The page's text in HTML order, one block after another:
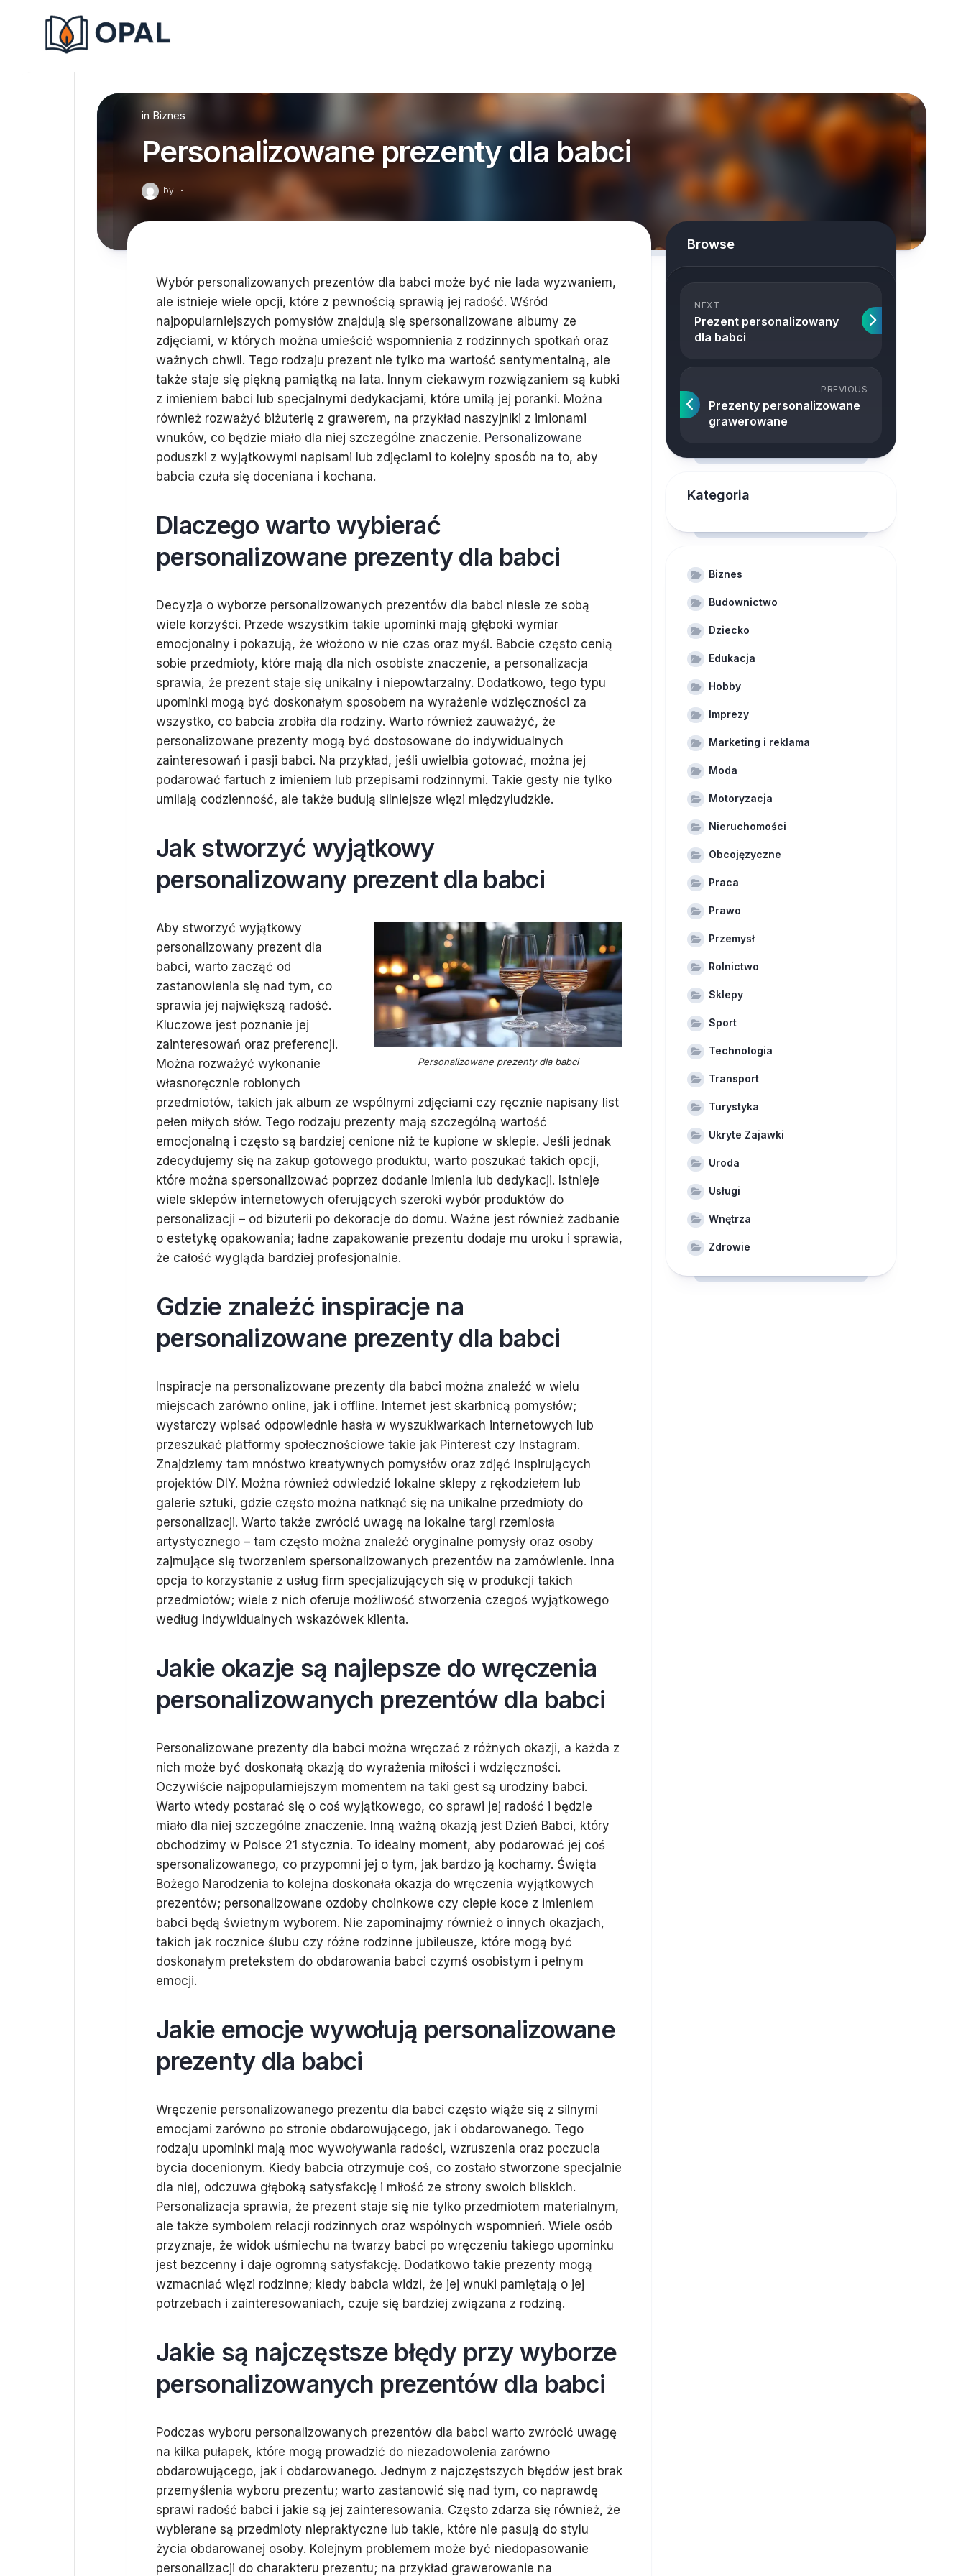
in Biznes
Personalizowane prezenty dla babci
by ·
Wybór personalizowanych prezentów dla babci może być nie lada wyzwaniem,
ale istnieje wiele opcji, które z pewnością sprawią jej radość. Wśród
najpopularniejszych pomysłów znajdują się spersonalizowane albumy ze
zdjęciami, w których można umieścić wspomnienia z rodzinnych spotkań oraz
ważnych chwil. Tego rodzaju prezent nie tylko ma wartość sentymentalną, ale
także staje się piękną pamiątką na lata. Innym ciekawym rozwiązaniem są kubki
z imieniem babci lub specjalnymi dedykacjami, które umilą jej poranki. Można
również rozważyć biżuterię z grawerem, na przykład naszyjniki z imionami
wnuków, co będzie miało dla niej szczególne znaczenie. Personalizowane
poduszki z wyjątkowymi napisami lub zdjęciami to kolejny sposób na to, aby
babcia czuła się doceniana i kochana.
Dlaczego warto wybierać
personalizowane prezenty dla babci
Decyzja o wyborze personalizowanych prezentów dla babci niesie ze sobą
wiele korzyści. Przede wszystkim takie upominki mają głęboki wymiar
emocjonalny i pokazują, że włożono w nie czas oraz myśl. Babcie często cenią
sobie przedmioty, które mają dla nich osobiste znaczenie, a personalizacja
sprawia, że prezent staje się unikalny i niepowtarzalny. Dodatkowo, tego typu
upominki mogą być doskonałym sposobem na wyrażenie wdzięczności za
wszystko, co babcia zrobiła dla rodziny. Warto również zauważyć, że
personalizowane prezenty mogą być dostosowane do indywidualnych
zainteresowań i pasji babci. Na przykład, jeśli uwielbia gotować, można jej
podarować fartuch z imieniem lub przepisami rodzinnymi. Takie gesty nie tylko
umilają codzienność, ale także budują silniejsze więzi międzyludzkie.
Jak stworzyć wyjątkowy
personalizowany prezent dla babci
Personalizowane prezenty dla babci
Aby stworzyć wyjątkowy
personalizowany prezent dla
babci, warto zacząć od
zastanowienia się nad tym, co
sprawia jej największą radość.
Kluczowe jest poznanie jej
zainteresowań oraz preferencji.
Można rozważyć wykonanie
własnoręcznie robionych
przedmiotów, takich jak album ze wspólnymi zdjęciami czy ręcznie napisany list
pełen miłych słów. Tego rodzaju prezenty mają szczególną wartość
emocjonalną i często są bardziej cenione niż te kupione w sklepie. Jeśli jednak
zdecydujemy się na zakup gotowego produktu, warto poszukać takich opcji,
które można spersonalizować poprzez dodanie imienia lub dedykacji. Istnieje
wiele sklepów internetowych oferujących szeroki wybór produktów do
personalizacji – od biżuterii po dekoracje do domu. Ważne jest również zadbanie
o estetykę opakowania; ładne zapakowanie prezentu dodaje mu uroku i sprawia,
że całość wygląda bardziej profesjonalnie.
Gdzie znaleźć inspiracje na
personalizowane prezenty dla babci
Inspiracje na personalizowane prezenty dla babci można znaleźć w wielu
miejscach zarówno online, jak i offline. Internet jest skarbnicą pomysłów;
wystarczy wpisać odpowiednie hasła w wyszukiwarkach internetowych lub
przeszukać platformy społecznościowe takie jak Pinterest czy Instagram.
Znajdziemy tam mnóstwo kreatywnych pomysłów oraz zdjęć inspirujących
projektów DIY. Można również odwiedzić lokalne sklepy z rękodziełem lub
galerie sztuki, gdzie często można natknąć się na unikalne przedmioty do
personalizacji. Warto także zwrócić uwagę na lokalne targi rzemiosła
artystycznego – tam często można znaleźć oryginalne pomysły oraz osoby
zajmujące się tworzeniem spersonalizowanych prezentów na zamówienie. Inna
opcja to korzystanie z usług firm specjalizujących się w produkcji takich
przedmiotów; wiele z nich oferuje możliwość stworzenia czegoś wyjątkowego
według indywidualnych wskazówek klienta.
Jakie okazje są najlepsze do wręczenia
personalizowanych prezentów dla babci
Personalizowane prezenty dla babci można wręczać z różnych okazji, a każda z
nich może być doskonałą okazją do wyrażenia miłości i wdzięczności.
Oczywiście najpopularniejszym momentem na taki gest są urodziny babci.
Warto wtedy postarać się o coś wyjątkowego, co sprawi jej radość i będzie
miało dla niej szczególne znaczenie. Inną ważną okazją jest Dzień Babci, który
obchodzimy w Polsce 21 stycznia. To idealny moment, aby podarować jej coś
spersonalizowanego, co przypomni jej o tym, jak bardzo ją kochamy. Święta
Bożego Narodzenia to kolejna doskonała okazja do wręczenia wyjątkowych
prezentów; personalizowane ozdoby choinkowe czy ciepłe koce z imieniem
babci będą świetnym wyborem. Nie zapominajmy również o innych okazjach,
takich jak rocznice ślubu czy różne rodzinne jubileusze, które mogą być
doskonałym pretekstem do obdarowania babci czymś osobistym i pełnym
emocji.
Jakie emocje wywołują personalizowane
prezenty dla babci
Wręczenie personalizowanego prezentu dla babci często wiąże się z silnymi
emocjami zarówno po stronie obdarowującego, jak i obdarowanego. Tego
rodzaju upominki mają moc wywoływania radości, wzruszenia oraz poczucia
bycia docenionym. Kiedy babcia otrzymuje coś, co zostało stworzone specjalnie
dla niej, odczuwa głęboką satysfakcję i miłość ze strony swoich bliskich.
Personalizacja sprawia, że prezent staje się nie tylko przedmiotem materialnym,
ale także symbolem relacji rodzinnych oraz wspólnych wspomnień. Wiele osób
przyznaje, że widok uśmiechu na twarzy babci po wręczeniu takiego upominku
jest bezcenny i daje ogromną satysfakcję. Dodatkowo takie prezenty mogą
wzmacniać więzi rodzinne; kiedy babcia widzi, że jej wnuki pamiętają o jej
potrzebach i zainteresowaniach, czuje się bardziej związana z rodziną.
Jakie są najczęstsze błędy przy wyborze
personalizowanych prezentów dla babci
Podczas wyboru personalizowanych prezentów dla babci warto zwrócić uwagę
na kilka pułapek, które mogą prowadzić do niezadowolenia zarówno
obdarowującego, jak i obdarowanego. Jednym z najczęstszych błędów jest brak
przemyślenia wyboru prezentu; warto zastanowić się nad tym, co naprawdę
sprawi radość babci i jakie są jej zainteresowania. Często zdarza się również, że
wybierane są przedmioty niepraktyczne lub takie, które nie pasują do stylu
życia obdarowanej osoby. Kolejnym problemem może być niedopasowanie
personalizacji do charakteru prezentu; na przykład grawerowanie na
Browse
NEXT
Prezent personalizowany
dla babci
PREVIOUS
Prezenty personalizowane
grawerowane
Kategoria
Biznes
Budownictwo
Dziecko
Edukacja
Hobby
Imprezy
Marketing i reklama
Moda
Motoryzacja
Nieruchomości
Obcojęzyczne
Praca
Prawo
Przemysł
Rolnictwo
Sklepy
Sport
Technologia
Transport
Turystyka
Ukryte Zajawki
Uroda
Usługi
Wnętrza
Zdrowie